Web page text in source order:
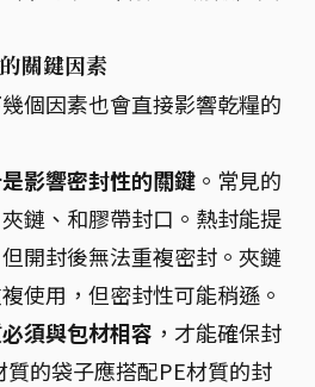
關鍵因素
個因素也會直接影響乾糧的
影響密封性的關鍵 。常見的
鏈、和膠帶封口。熱封能提
開封後無法重複密封。夾鏈
使用，但密封性可能稍遜。
須與包材相容 ，才能確保封
的袋子應搭配PE材質的封